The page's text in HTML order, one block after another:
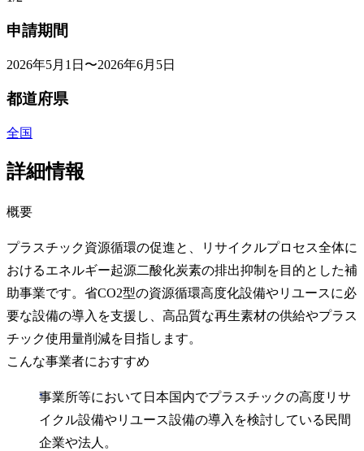
申請期間
2026年5月1日〜2026年6月5日
都道府県
全国
詳細情報
概要
プラスチック資源循環の促進と、リサイクルプロセス全体に
おけるエネルギー起源二酸化炭素の排出抑制を目的とした補
助事業です。省CO2型の資源循環高度化設備やリユースに必
要な設備の導入を支援し、高品質な再生素材の供給やプラス
チック使用量削減を目指します。
こんな事業者におすすめ
事業所等において日本国内でプラスチックの高度リサ
イクル設備やリユース設備の導入を検討している民間
企業や法人。